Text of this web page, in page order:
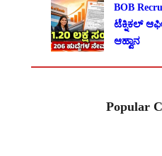
BOB
ಟೆಕ್ನಿಕಲ್
ಆಹ್ವಾನ
Popular